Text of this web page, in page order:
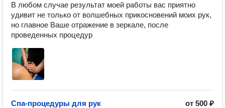
В любом случае результат моей работы вас приятно
удивит не только от волшебных прикосновений моих рук,
но главное Ваше отражение в зеркале, после
проведенных процедур
от 500 ₽
Спа-процедуры для рук